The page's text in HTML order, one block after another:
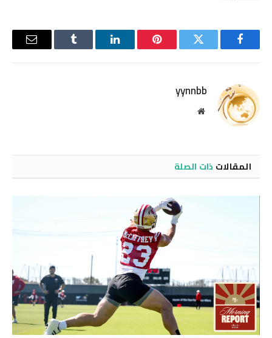
فيسبوك تويتر بينتيريستلينكدإن Tumblr
البريد
yynnbb
موقع
المقالات ذات الصلة